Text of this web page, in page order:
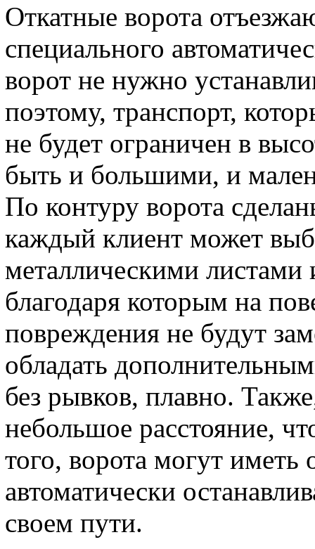
Откатные ворота
специального
ворот не нужно
поэтому, транспорт,
не будет ограничен в
быть и большими, и
По контуру ворота
каждый клиент может
металлическими листами
благодаря которым на
повреждения не будут
обладать
без рывков, плавно.
небольшое расстояние,
того, ворота могут иметь
автоматически
своем пути.